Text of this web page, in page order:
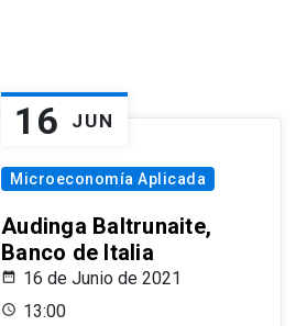
16 JUN
Microeconomía Aplicada
Audinga Baltrunaite,
Banco de Italia
16 de Junio de 2021
13:00